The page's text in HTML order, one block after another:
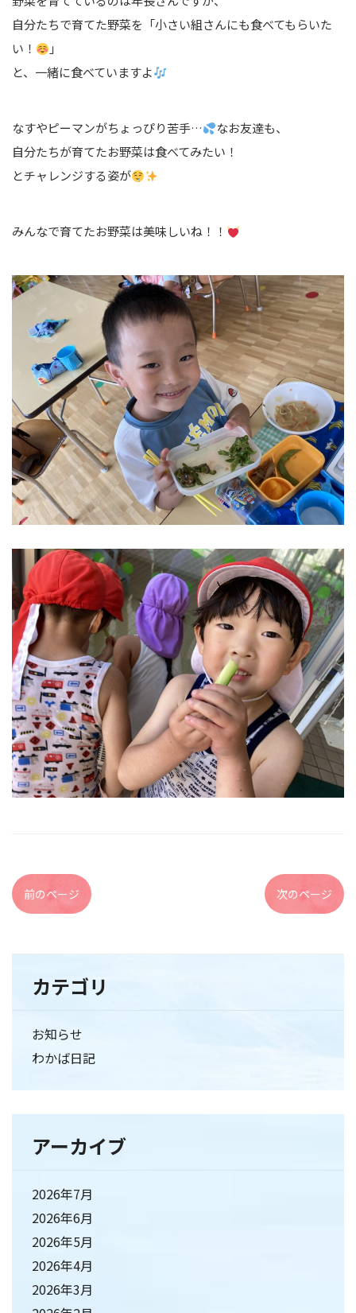
自分たちで育てた野菜を「小さい組さんにも食べてもらいた
い！
」
と、一緒に食べていますよ
なすやピーマンがちょっぴり苦手…
なお友達も、
自分たちが育てたお野菜は食べてみたい！
とチャレンジする姿が
みんなで育てたお野菜は美味しいね！！
前のページ 次のページ
カテゴリ
お知らせ
わかば日記
アーカイブ
2026年7月
2026年6月
2026年5月
2026年4月
2026年3月